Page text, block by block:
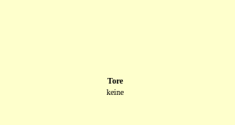
Tore
keine